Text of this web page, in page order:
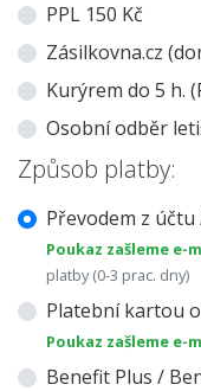
PPL 150 Kč
Zásilkovna.cz
Kurýrem do 5 h.
Osobní odběr
Způsob platby:
Převodem z účtu
Poukaz zašleme e-
platby (0-3 prac. dny)
Platební kartou
Poukaz zašleme e-
Benefit Plus /